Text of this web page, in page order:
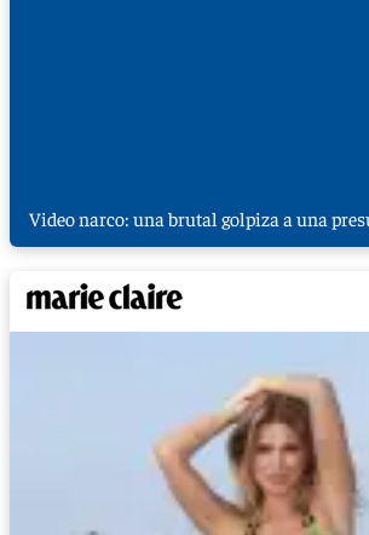
Video narco: una brutal golpiza a una